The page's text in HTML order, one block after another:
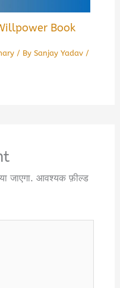
Book
/ By Sanjay Yadav /
जाएगा. आवश्यक फ़ील्ड